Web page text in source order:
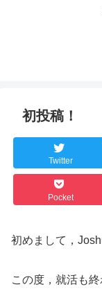
初投稿！
Twitter
Pocket
初めまして，
この度，就活も